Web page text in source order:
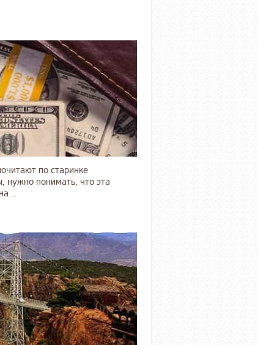
по старинке
нужно понимать, что эта
...